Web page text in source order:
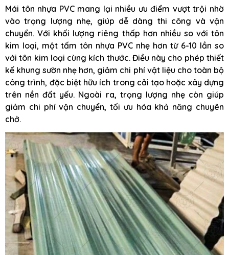
Mái tôn nhựa PVC mang lại nhiều ưu điểm vượt trội nhờ
vào trọng lượng nhẹ, giúp dễ dàng thi công và vận
chuyển. Với khối lượng riêng thấp hơn nhiều so với tôn
kim loại, một tấm tôn nhựa PVC nhẹ hơn từ 6-10 lần so
với tôn kim loại cùng kích thước. Điều này cho phép thiết
kế khung sườn nhẹ hơn, giảm chi phí vật liệu cho toàn bộ
công trình, đặc biệt hữu ích trong cải tạo hoặc xây dựng
trên nền đất yếu. Ngoài ra, trọng lượng nhẹ còn giúp
giảm chi phí vận chuyển, tối ưu hóa khả năng chuyên
chở.